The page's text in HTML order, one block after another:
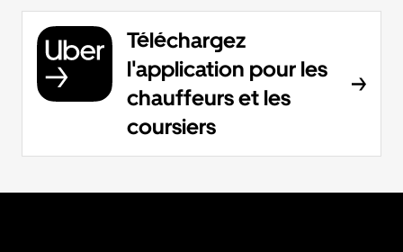
Téléchargez
l'application pour les
chauffeurs et les
coursiers